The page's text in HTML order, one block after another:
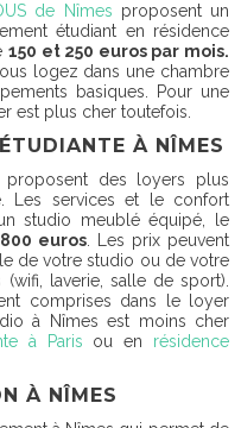
de Nîmes proposent un
étudiant en résidence
150 et 250 euros par mois.
logez dans une chambre
basiques. Pour une
est plus cher toutefois.
À NÎMES
proposent des loyers plus
Les services et le confort
studio meublé équipé, le
euros. Les prix peuvent
de votre studio ou de votre
laverie, salle de sport).
comprises dans le loyer
à Nîmes est moins cher
à Paris ou en résidence
À NÎMES